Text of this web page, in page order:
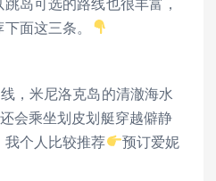
面这三条。
，米尼洛克岛的清澈海水
会乘坐划皮划艇穿越僻静
个人比较推荐
预订爱妮